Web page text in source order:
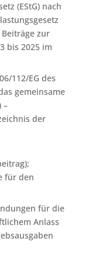
(EStG) nach
zur
bis 2025 im
112/EG des
gemeinsame
–
der
für den
für die
Anlass